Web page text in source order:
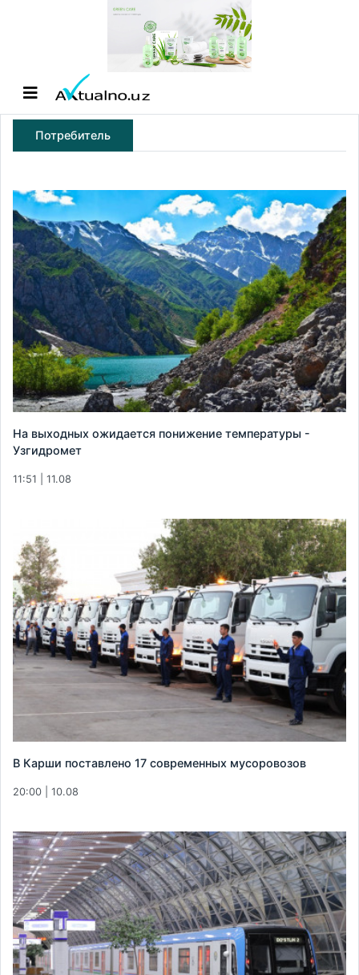
Потребитель
На выходных ожидается понижение температуры -
Узгидромет
11:51 | 11.08
В Карши поставлено 17 современных мусоровозов
20:00 | 10.08